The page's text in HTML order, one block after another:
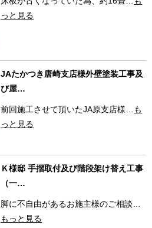
っと見る
JAたかつき唐崎支店様外壁塗装工事及
び屋…
前回施工させて頂いたJA原支店様…も
っと見る
Ｋ様邸 手摺取付及び階段架け替え工事
（一…
脚に不自由があるお施主様のご相談…
もっと見る